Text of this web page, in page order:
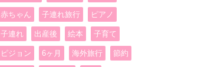
赤ちゃん 子連れ旅行 ピアノ
子連れ 出産後 絵本 子育て
ピジョン 6ヶ月 海外旅行 節約